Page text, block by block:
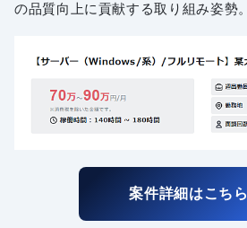
の品質向上に貢献する取り組み姿勢。
案件詳細はこちら